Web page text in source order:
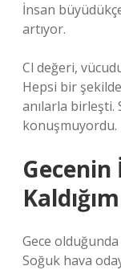
İnsan
artıyor.
Cl değeri,
Hepsi bir
anılarla birleşti.
konuşmuyordu.
Gece
Soğuk hava